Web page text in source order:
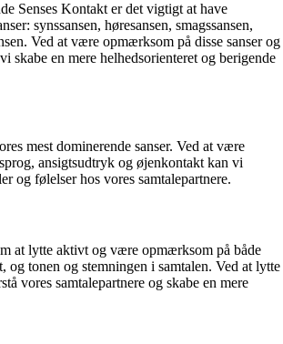
Senses Kontakt er det vigtigt at have
synssansen, høresansen, smagssansen,
Ved at være opmærksom på disse sanser og
skabe en mere helhedsorienteret og berigende
mest dominerende sanser. Ved at være
ansigtsudtryk og øjenkontakt kan vi
og følelser hos vores samtalepartnere.
at lytte aktivt og være opmærksom på både
og tonen og stemningen i samtalen. Ved at lytte
vores samtalepartnere og skabe en mere